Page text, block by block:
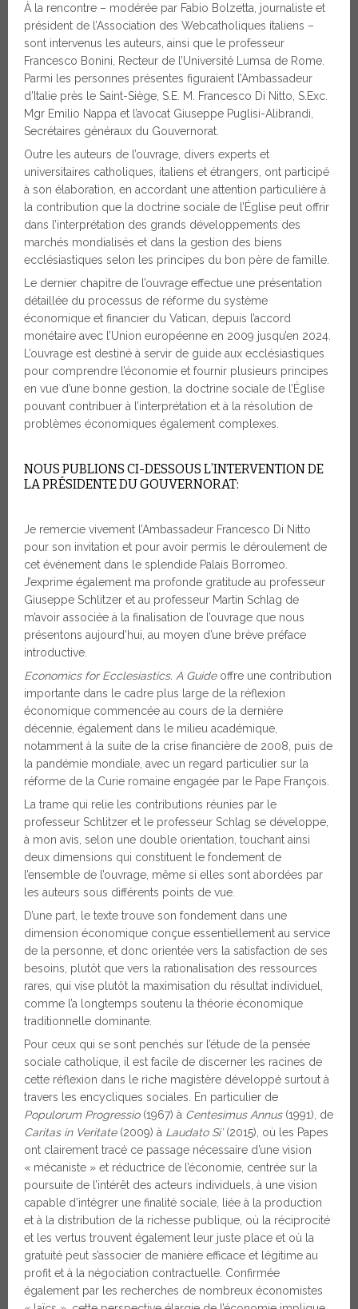
À la rencontre – modérée par Fabio Bolzetta, journaliste et
président de l’Association des Webcatholiques italiens –
sont intervenus les auteurs, ainsi que le professeur
Francesco Bonini, Recteur de l’Université Lumsa de Rome.
Parmi les personnes présentes figuraient l’Ambassadeur
d’Italie près le Saint-Siège, S.E. M. Francesco Di Nitto, S.Exc.
Mgr Emilio Nappa et l’avocat Giuseppe Puglisi-Alibrandi,
Secrétaires généraux du Gouvernorat.
Outre les auteurs de l’ouvrage, divers experts et
universitaires catholiques, italiens et étrangers, ont participé
à son élaboration, en accordant une attention particulière à
la contribution que la doctrine sociale de l’Église peut offrir
dans l’interprétation des grands développements des
marchés mondialisés et dans la gestion des biens
ecclésiastiques selon les principes du bon père de famille.
Le dernier chapitre de l’ouvrage effectue une présentation
détaillée du processus de réforme du système
économique et financier du Vatican, depuis l’accord
monétaire avec l’Union européenne en 2009 jusqu’en 2024.
L’ouvrage est destiné à servir de guide aux ecclésiastiques
pour comprendre l’économie et fournir plusieurs principes
en vue d’une bonne gestion, la doctrine sociale de l’Église
pouvant contribuer à l’interprétation et à la résolution de
problèmes économiques également complexes.
NOUS PUBLIONS CI-DESSOUS L’INTERVENTION DE
LA PRÉSIDENTE DU GOUVERNORAT:
Je remercie vivement l’Ambassadeur Francesco Di Nitto
pour son invitation et pour avoir permis le déroulement de
cet événement dans le splendide Palais Borromeo.
J’exprime également ma profonde gratitude au professeur
Giuseppe Schlitzer et au professeur Martin Schlag de
m’avoir associée à la finalisation de l’ouvrage que nous
présentons aujourd’hui, au moyen d’une brève préface
introductive.
Economics for Ecclesiastics. A Guideoffre une contribution
importante dans le cadre plus large de la réflexion
économique commencée au cours de la dernière
décennie, également dans le milieu académique,
notamment à la suite de la crise financière de 2008, puis de
la pandémie mondiale, avec un regard particulier sur la
réforme de la Curie romaine engagée par le Pape François.
La trame qui relie les contributions réunies par le
professeur Schlitzer et le professeur Schlag se développe,
à mon avis, selon une double orientation, touchant ainsi
deux dimensions qui constituent le fondement de
l’ensemble de l’ouvrage, même si elles sont abordées par
les auteurs sous différents points de vue.
D’une part, le texte trouve son fondement dans une
dimension économique conçue essentiellement au service
de la personne, et donc orientée vers la satisfaction de ses
besoins, plutôt que vers la rationalisation des ressources
rares, qui vise plutôt la maximisation du résultat individuel,
comme l’a longtemps soutenu la théorie économique
traditionnelle dominante.
Pour ceux qui se sont penchés sur l’étude de la pensée
sociale catholique, il est facile de discerner les racines de
cette réflexion dans le riche magistère développé surtout à
travers les encycliques sociales. En particulier de
Populorum Progressio(1967) à Centesimus Annus(1991), de
Caritas in Veritate(2009) à Laudato Si’(2015), où les Papes
ont clairement tracé ce passage nécessaire d’une vision
« mécaniste » et réductrice de l’économie, centrée sur la
poursuite de l’intérêt des acteurs individuels, à une vision
capable d’intégrer une finalité sociale, liée à la production
et à la distribution de la richesse publique, où la réciprocité
et les vertus trouvent également leur juste place et où la
gratuité peut s’associer de manière efficace et légitime au
profit et à la négociation contractuelle. Confirmée
également par les recherches de nombreux économistes